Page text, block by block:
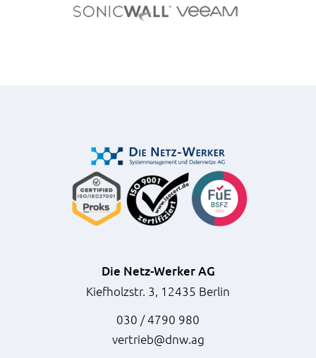
Die Netz-Werker AG
Kiefholzstr. 3, 12435 Berlin
030 / 4790 980
vertrieb@dnw.ag